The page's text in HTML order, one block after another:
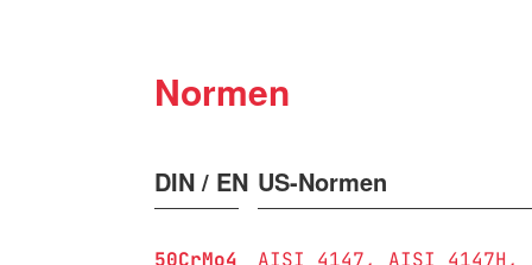
Normen
DIN / EN US-Normen
50CrMo4 AISI 4147
AISI 4147H